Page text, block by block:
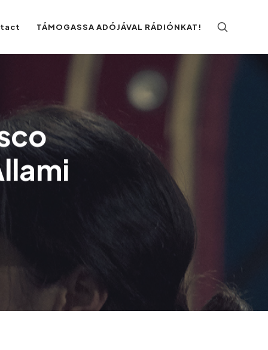
TÁMOGASSA ADÓJÁVAL RÁDIÓNKAT!